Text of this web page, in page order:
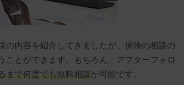
の内容を紹介してきましたが、保険の相談の
ことができます。もちろん、アフターフォロ
まで何度でも無料相談が可能です。